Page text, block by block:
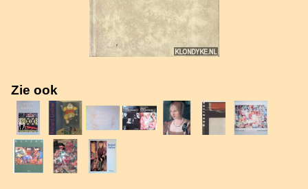
Zie ook